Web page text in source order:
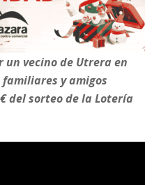
un vecino de Utrera en
y amigos
del sorteo de la Lotería